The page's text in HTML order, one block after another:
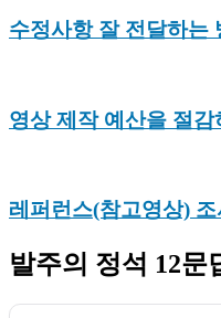
수정사항 잘 전달하는
영상 제작 예산을 절감
레퍼런스(참고영상) 조
발주의 정석 12문